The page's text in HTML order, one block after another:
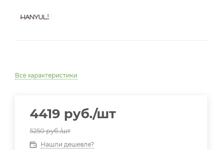
Все характеристики
4419 руб./шт
5250руб./шт
Нашли дешевле?